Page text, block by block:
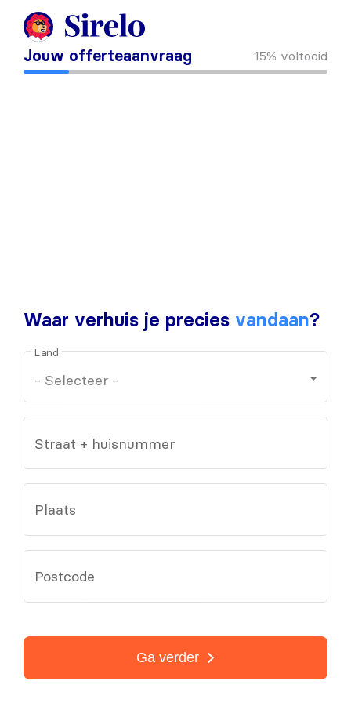
Jouw offerteaanvraag 15% voltooid
Waar verhuis je precies vandaan?
Land
Straat + huisnummer
Plaats
Postcode
Ga verder